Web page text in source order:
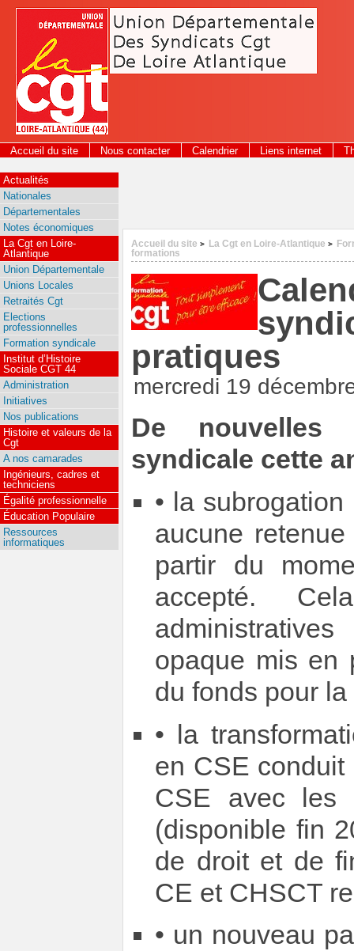
Panneau de gestion des cookies
Accueil du site Nous contacter Calendrier Liens internet
2026
Accueil du site > La Cgt en Loire-Atlantique >
formations
pratiques
mercredi 19
De
syndicale cette
• la
aucune
partir du
accepté.
opaque mis en
du fonds pour
• la
en CSE
CSE avec les
(disponible fin
de droit et de
CE et CHSCT
• un nouveau
Actualités
Nationales
Départementales
Notes économiques
La Cgt en Loire-
Atlantique
Union Départementale
Unions Locales
Retraités Cgt
Elections
professionnelles
Formation syndicale
Institut d’Histoire
Sociale CGT 44
Administration
Initiatives
Nos publications
Histoire et valeurs de la
Cgt
A nos camarades
Ingénieurs, cadres et
techniciens
Égalité professionnelle
Éducation Populaire
Ressources
informatiques